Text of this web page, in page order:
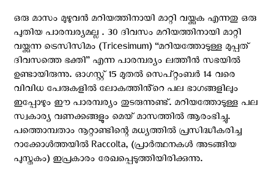
ഒരു മാസം മുഴുവൻ മറിയത്തിനായി മാറ്റി വയ്ക്കുക എന്നതു ഒരു
പുതിയ പാരമ്പര്യമല്ല . 30 ദിവസം മറിയത്തിനായി മാറ്റി
വയ്ക്കുന്ന ട്രെസിസിമം (Tricesimum) “മറിയത്തോടുള്ള മുപ്പത്
ദിവസത്തെ ഭക്തി” എന്ന പാരമ്പര്യം ലത്തീൻ സഭയിൽ
ഉണ്ടായിരുന്നു. ഓഗസ്റ്റ് 15 മുതൽ സെപ്റ്റംബർ 14 വരെ
വിവിധ പേരുകളിൽ ലോകത്തിൻ്റെ പല ഭാഗങ്ങളിലും
ഇപ്പോഴും ഈ പാരമ്പര്യം തുടരുന്നുണ്ട്. മറിയത്തോടുള്ള പല
സ്വകാര്യ വണക്കങ്ങളും മെയ് മാസത്തിൽ ആരംഭിച്ചു.
പത്തൊമ്പതാം നൂറ്റാണ്ടിന്റെ മധ്യത്തിൽ പ്രസിദ്ധീകരിച്ച
റാക്കോൾത്തയിൽ Raccolta, (പ്രാർത്ഥനകൾ അടങ്ങിയ
പുസ്തകം) ഇപ്രകാരം രേഖപ്പെടുത്തിയിരിക്കുന്നു.